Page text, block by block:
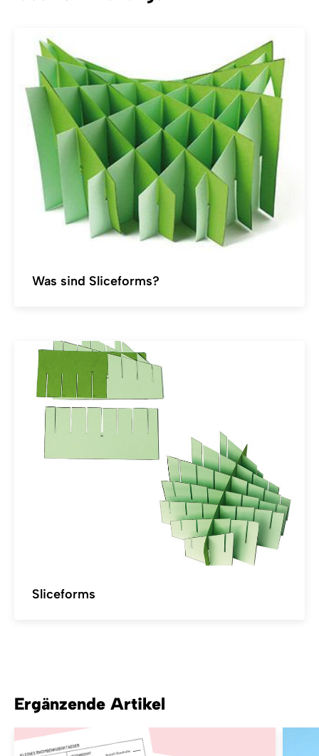
Was sind Sliceforms?
Sliceforms
Ergänzende Artikel